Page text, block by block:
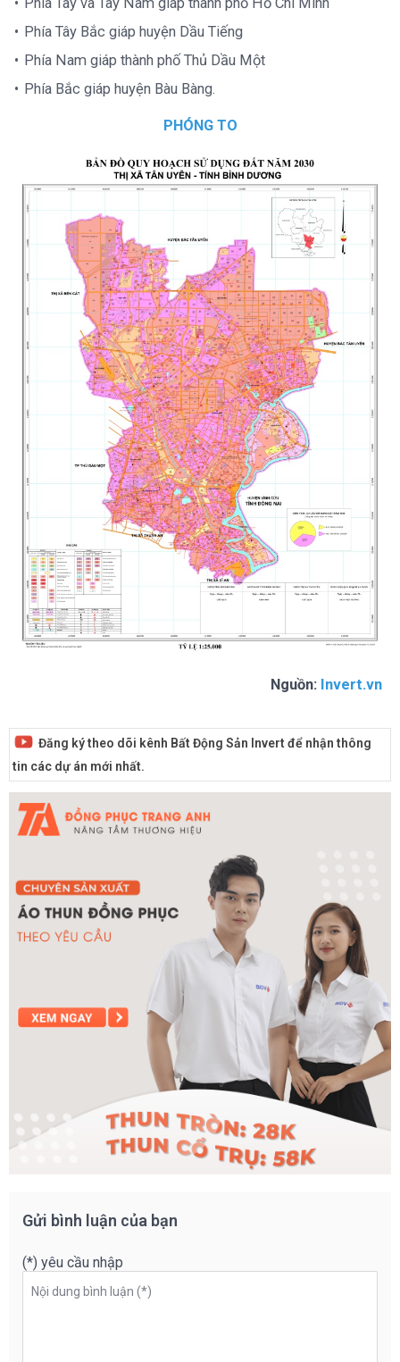
Phía Tây và Tây Nam giáp thành phố Hồ Chí Minh
Phía Tây Bắc giáp huyện Dầu Tiếng
Phía Nam giáp thành phố Thủ Dầu Một
Phía Bắc giáp huyện Bàu Bàng.
PHÓNG TO
Nguồn: Invert.vn
Đăng ký theo dõi kênh Bất Động Sản Invert để nhận thông
tin các dự án mới nhất.
Gửi bình luận của bạn
(*) yêu cầu nhập
Nội dung bình luận (*)